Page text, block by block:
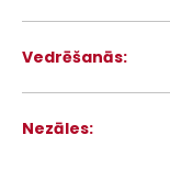
Vedrēšanās:
Nezāles: